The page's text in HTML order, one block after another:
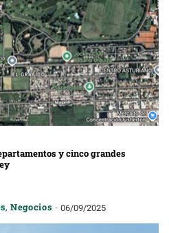
y cinco grandes
,Negocios 06/09/2025